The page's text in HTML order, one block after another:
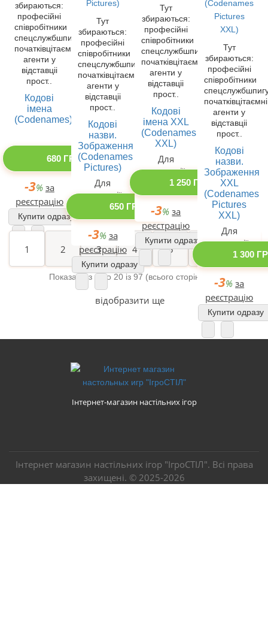
збираються:
професійні
співробітники
спецслужбшпигуни-
початківцітаємні
агенти у
відставціі
прост..
Кодові
імена
(Codenames)
680 ГРН
-3% за
реєстрацію
Купити одразу
Тут
збираються:
професійні
співробітники
спецслужбшпигуни-
початківцітаємні
агенти у
відставціі
прост..
Кодові
назви.
Зображення
(Codenames
Pictures)
Для
компанії
650 ГРН
-3% за
реєстрацію
Купити одразу
Тут
збираються:
професійні
співробітники
спецслужбшпигуни-
початківцітаємні
агенти у
відставціі
прост..
Кодові
імена XXL
(Codenames
XXL)
Для
компанії
1 250 ГРН
-3% за
реєстрацію
Купити одразу
Тут
збираються:
професійні
співробітники
початківцітаємні
агенти у
відставціі
прост..
Кодові
назви.
Зображення
XXL
(Codenames
Pictures
XXL)
Для
компанії
1 300
-3% за
реєстрацію
Купити одразу
1 2 3 4 5 >|
Показано з 1 по 20 із 97 (всього сторінок: 5)
відобразити ще
Інтернет-магазин настільних ігор
Інтернет магазин настільних ігор "ІгроСТІЛ". Всі права
захищені. © 2025-2026